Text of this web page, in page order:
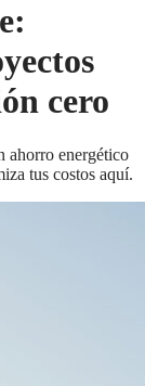
cero
ahorro energético
tus costos aquí.